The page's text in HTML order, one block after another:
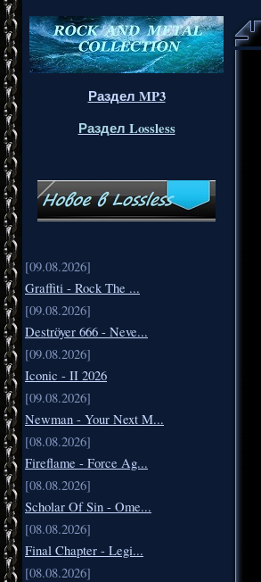
Раздел MP3
Раздел Lossless
[09.08.2026]
Graffiti - Rock The ...
[09.08.2026]
Deströyer 666 - Neve...
[09.08.2026]
Iconic - II 2026
[09.08.2026]
Newman - Your Next M...
[08.08.2026]
Fireflame - Force Ag...
[08.08.2026]
Scholar Of Sin - Ome...
[08.08.2026]
Final Chapter - Legi...
[08.08.2026]